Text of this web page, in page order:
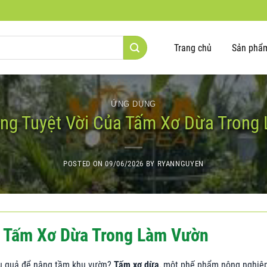
Trang chủ Sản
ỨNG DỤNG
Tuyệt Vời Của Tấm Xơ Dừa
POSTED ON09/06/2026 BY RYANNGUYEN
Xơ Dừa Trong Làm Vườn